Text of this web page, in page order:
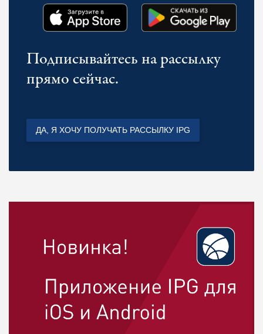
Подписывайтесь на рассылку
прямо сейчас.
ДА, Я ХОЧУ ПОЛУЧАТЬ РАССЫЛКУ IPG